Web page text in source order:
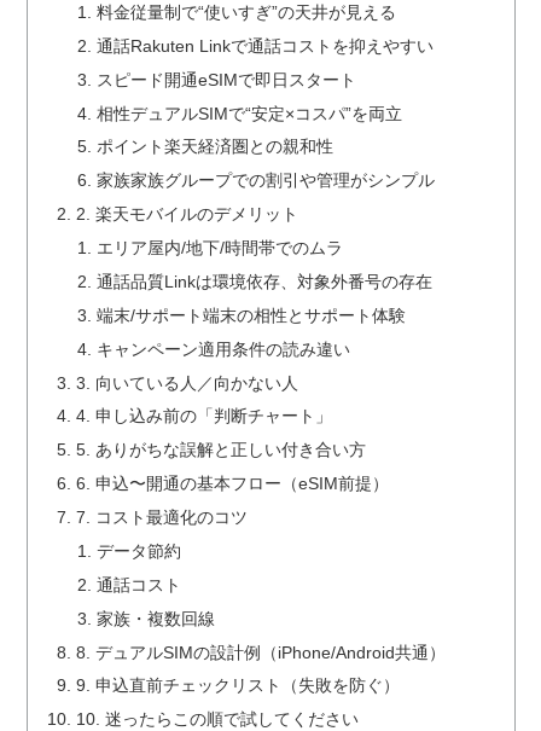
料金従量制で“使いすぎ”の天井が見える
通話Rakuten Linkで通話コストを抑えやすい
スピード開通eSIMで即日スタート
相性デュアルSIMで“安定×コスパ”を両立
ポイント楽天経済圏との親和性
家族家族グループでの割引や管理がシンプル
2. 楽天モバイルのデメリット
エリア屋内/地下/時間帯でのムラ
通話品質Linkは環境依存、対象外番号の存在
端末/サポート端末の相性とサポート体験
キャンペーン適用条件の読み違い
3. 向いている人／向かない人
4. 申し込み前の「判断チャート」
5. ありがちな誤解と正しい付き合い方
6. 申込〜開通の基本フロー（eSIM前提）
7. コスト最適化のコツ
データ節約
通話コスト
家族・複数回線
8. デュアルSIMの設計例（iPhone/Android共通）
9. 申込直前チェックリスト（失敗を防ぐ）
10. 迷ったらこの順で試してください